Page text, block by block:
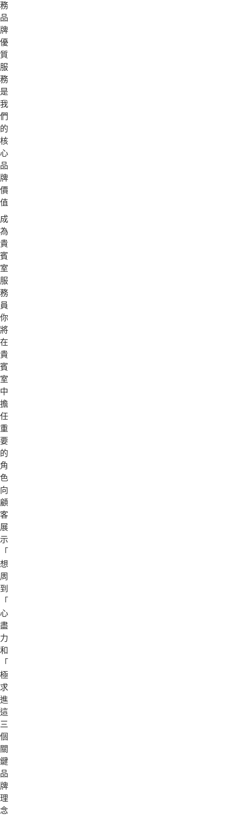
務
品
牌，
優
質
服
務
是
我
們
的
核
心
品
牌
價
值。
成
為
貴
賓
室
服
務
員,
你
將
在
貴
賓
室
中
擔
任
重
要
的
角
色，
向
顧
客
展
示
「設
想
周
到」、
「盡
心
盡
力」
和
「積
極
求
進」
這
三
個
關
鍵
品
牌
理
念，